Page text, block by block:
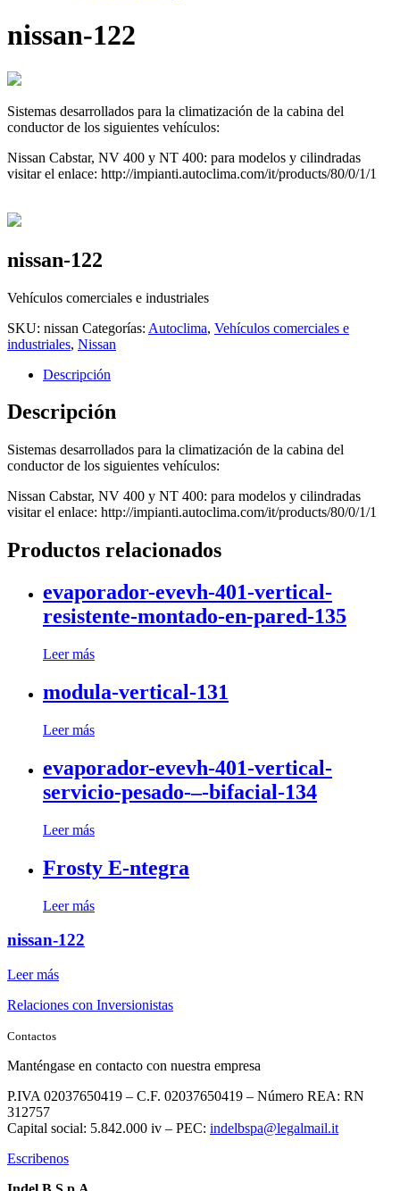
nissan-122
Sistemas desarrollados para la climatización de la cabina del
conductor de los siguientes vehículos:
Nissan Cabstar, NV 400 y NT 400: para modelos y cilindradas
visitar el enlace: http://impianti.autoclima.com/it/products/80/0/1/1
nissan-122
Vehículos comerciales e industriales
SKU: nissan Categorías: Autoclima, Vehículos comerciales e
industriales, Nissan
Descripción
Descripción
Sistemas desarrollados para la climatización de la cabina del
conductor de los siguientes vehículos:
Nissan Cabstar, NV 400 y NT 400: para modelos y cilindradas
visitar el enlace: http://impianti.autoclima.com/it/products/80/0/1/1
Productos relacionados
evaporador-evevh-401-vertical-
resistente-montado-en-pared-135
Leer más
modula-vertical-131
Leer más
evaporador-evevh-401-vertical-
servicio-pesado-–-bifacial-134
Leer más
Frosty E-ntegra
Leer más
nissan-122
Leer más
Relaciones con Inversionistas
Contactos
Manténgase en contacto con nuestra empresa
P.IVA 02037650419 – C.F. 02037650419 – Número REA: RN
312757
Capital social: 5.842.000 iv – PEC: indelbspa@legalmail.it
Escribenos